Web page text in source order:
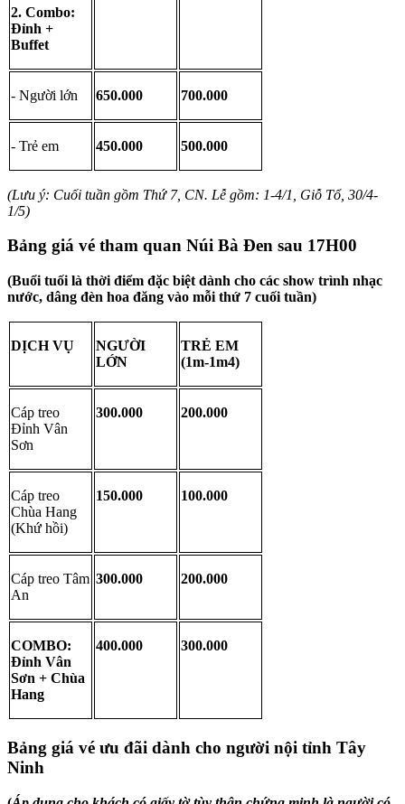
2. Combo:
Đỉnh +
Buffet
- Người lớn 650.000 700.000
- Trẻ em 450.000 500.000
(Lưu ý: Cuối tuần gồm Thứ 7, CN. Lễ gồm: 1-4/1, Giỗ Tổ, 30/4-
1/5)
Bảng giá vé tham quan Núi Bà Đen sau 17H00
(Buổi tuối là thời điểm đặc biệt dành cho các show trình nhạc
nước, dâng đèn hoa đăng vào mỗi thứ 7 cuối tuần)
DỊCH VỤ
NGƯỜI
LỚN
TRẺ EM
(1m-1m4)
Cáp treo
Đỉnh Vân
Sơn
300.000 200.000
Cáp treo
Chùa Hang
(Khứ hồi)
150.000 100.000
Cáp treo Tâm
An
300.000 200.000
COMBO:
Đỉnh Vân
Sơn + Chùa
Hang
400.000 300.000
Bảng giá vé ưu đãi dành cho người nội tỉnh Tây
Ninh